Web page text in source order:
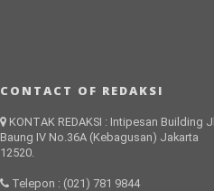
CONTACT OF REDAKSI
KONTAK REDAKSI : Intipesan Building
Baung IV No.36A (Kebagusan) Jakarta
12520.
Telepon : (021) 781 9844